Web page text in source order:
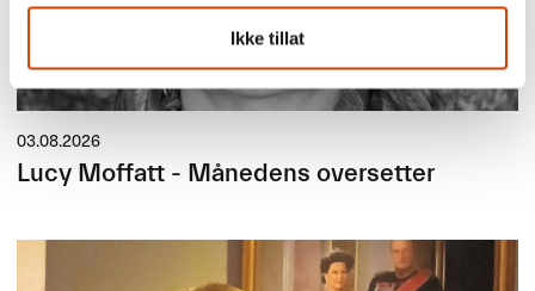
Ikke tillat
03.08.2026
Lucy Moffatt - Månedens oversetter